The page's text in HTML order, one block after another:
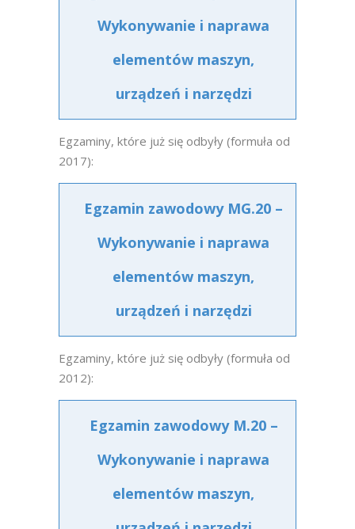
Wykonywanie i naprawa
elementów maszyn,
urządzeń i narzędzi
Egzaminy, które już się odbyły (formuła od
2017):
Egzamin zawodowy MG.20 –
Wykonywanie i naprawa
elementów maszyn,
urządzeń i narzędzi
Egzaminy, które już się odbyły (formuła od
2012):
Egzamin zawodowy M.20 –
Wykonywanie i naprawa
elementów maszyn,